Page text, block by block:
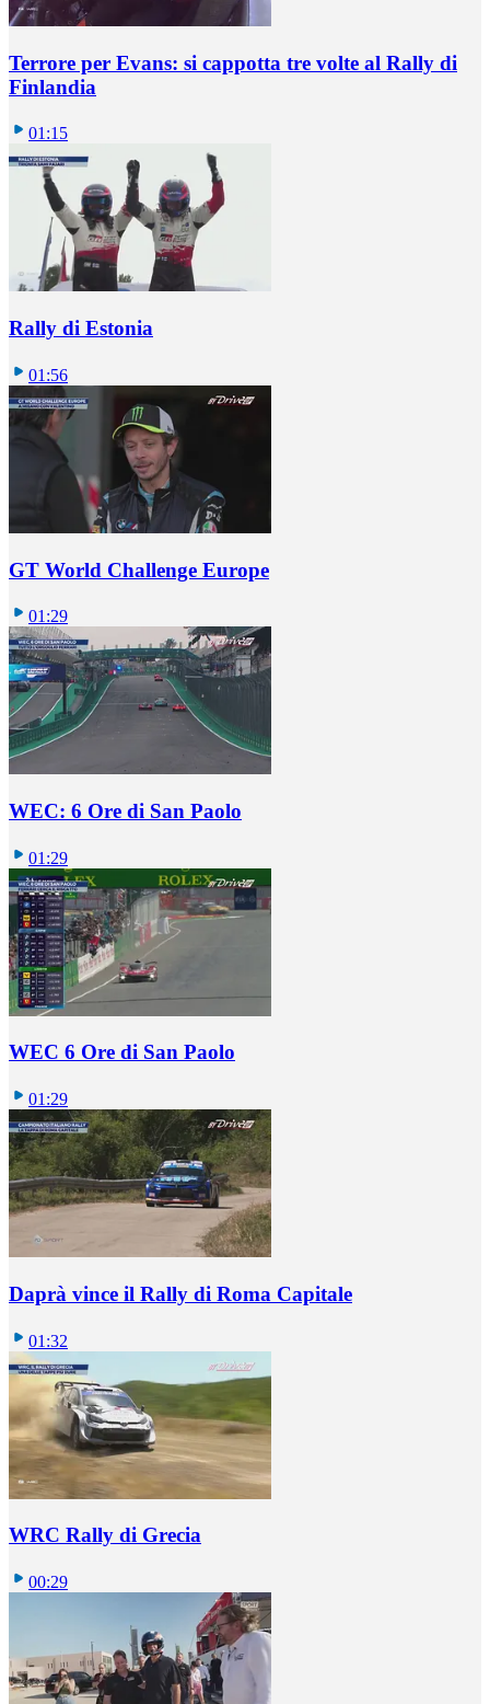
Terrore per Evans: si cappotta tre volte al Rally di
Finlandia
01:15
Rally di Estonia
01:56
GT World Challenge Europe
01:29
WEC: 6 Ore di San Paolo
01:29
WEC 6 Ore di San Paolo
01:29
Daprà vince il Rally di Roma Capitale
01:32
WRC Rally di Grecia
00:29